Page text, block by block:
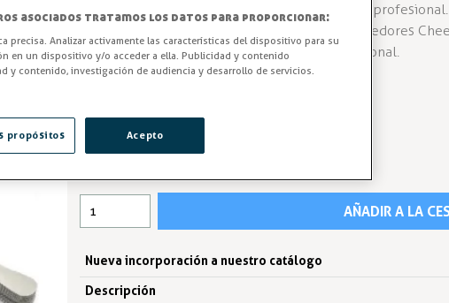
funcionalidad para uso intensivo en hostelería
funcionalidad de tus mesas con el pack de tenedores
equipa tu establecimiento con calidad profesional.
4,83 €
AÑADIR A LA
Nueva incorporación a nuestro catálogo
Descripción
asociados tratamos los datos para proporcionar:
precisa. Analizar activamente las características del dispositivo para su
en un dispositivo y/o acceder a ella. Publicidad y contenido
y contenido, investigación de audiencia y desarrollo de servicios.
Acepto
propósitos